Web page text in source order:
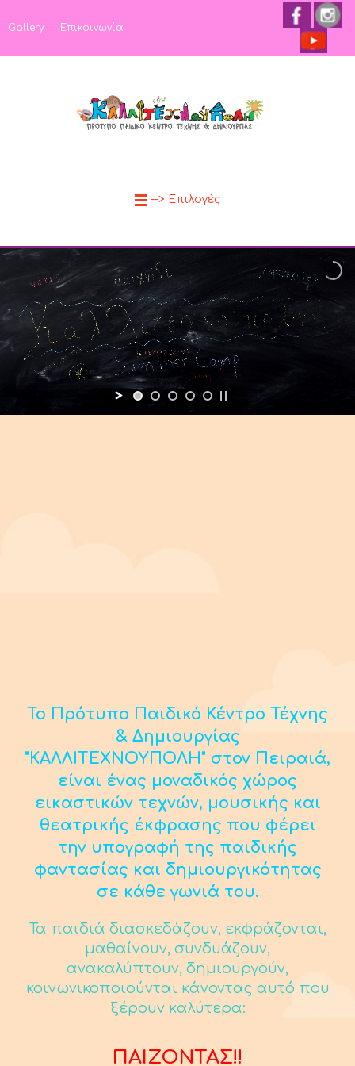
Gallery Επικοινωνία
--> Επιλογές
Το Πρότυπο Παιδικό Κέντρο Τέχνης
& Δημιουργίας
"ΚΑΛΛΙΤΕΧΝΟΥΠΟΛΗ" στον Πειραιά,
είναι ένας μοναδικός χώρος
εικαστικών τεχνών, μουσικής και
θεατρικής έκφρασης που φέρει
την υπογραφή της παιδικής
φαντασίας και δημιουργικότητας
σε κάθε γωνιά του.
Τα παιδιά διασκεδάζουν, εκφράζονται,
μαθαίνουν, συνδυάζουν,
ανακαλύπτουν, δημιουργούν,
κοινωνικοποιούνται κάνοντας αυτό που
ξέρουν καλύτερα:
ΠΑΙΖΟΝΤΑΣ!!